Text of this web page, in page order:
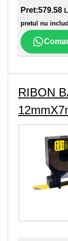
Pret:579.58
pretul nu
RIBON